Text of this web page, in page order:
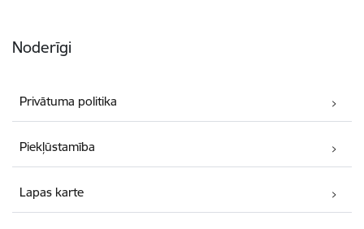
Noderīgi
Privātuma politika
Piekļūstamība
Lapas karte